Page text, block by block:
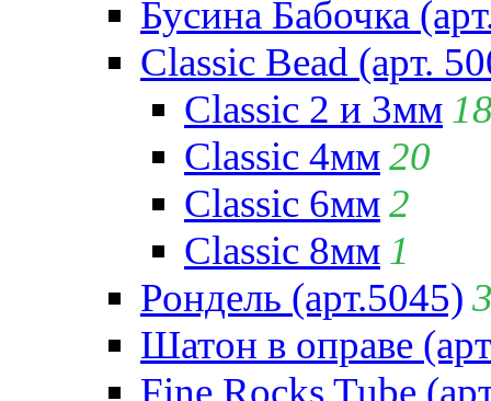
Бусина Бабочка
Classic Bead (арт.
Classic 2 и 3мм
Classic 4мм20
Classic 6мм2
Classic 8мм 1
Рондель (арт.5045)
Шатон в оправе
Fine Rocks Tube